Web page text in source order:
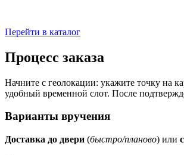
Перейти в каталог
Процесс заказа
Начните с геолокации: укажите точку на
удобный временной слот. После
Варианты вручения
Доставка до двери (быстро/планово) или